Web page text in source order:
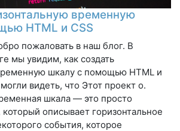
временную
HTML и CSS
пожаловать в наш блог. В
мы увидим, как создать
шкалу с помощью HTML и
видеть, что Этот проект о.
шкала — это просто
описывает горизонтальное
события, которое